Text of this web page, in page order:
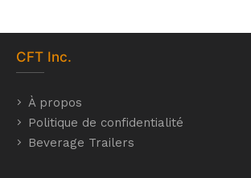
CFT Inc.
À propos
Politique de confidentialité
Beverage Trailers